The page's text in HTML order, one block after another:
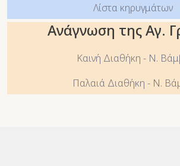
Λίστα κηρυγμάτων
Ανάγνωση της Αγ.
Καινή Διαθήκη - Ν.
Παλαιά Διαθήκη - Ν.